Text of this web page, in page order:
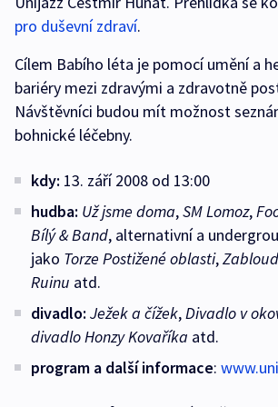
pro duševní zdraví.
Cílem Babího léta je pomocí umění a
bariéry mezi zdravými a zdravotně
Návštěvníci budou mít možnost
bohnické léčebny.
kdy: 13. září 2008 od 13:00
hudba: Už jsme doma,SM Lomoz,
Bílý & Band, alternativní a
jako Torze Postižené oblasti,
Ruinu atd.
divadlo: Ježek a čížek, Divadlo v
divadlo Honzy Kovaříka atd.
program a další informace: